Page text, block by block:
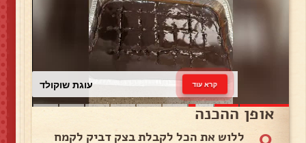
עוגת שוקולד קרא עוד
אופן ההכנה
ללוש את הכל לקבלת בצק דביק לקמח